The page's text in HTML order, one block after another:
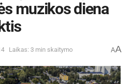
muzikos diena
Laikas: 3 min skaitymo AA